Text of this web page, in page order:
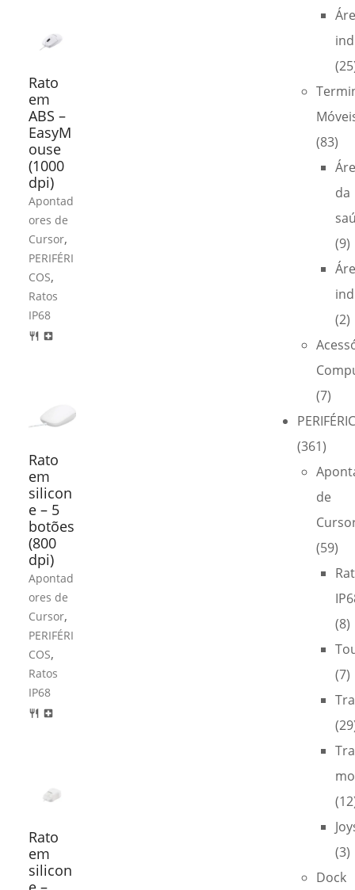
Rato
em
ABS –
EasyM
ouse
(1000
dpi)
Apontad
ores de
Cursor,
PERIFÉRI
COS,
Ratos
IP68
restaurant local_hospital
Rato
em
silicon
e – 5
botões
(800
dpi)
Apontad
ores de
Cursor,
PERIFÉRI
COS,
Ratos
IP68
restaurant local_hospital
Rato
em
silicon
(83)
da
(9)
(2)
(7)
(361)
de
(59)
(8)
(7)
(3)
Dock